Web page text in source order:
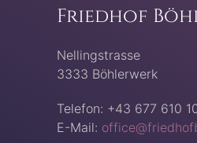
Friedhof
Nellingstrasse
3333 Böhlerwerk
Telefon: +43 677 610
E-Mail: